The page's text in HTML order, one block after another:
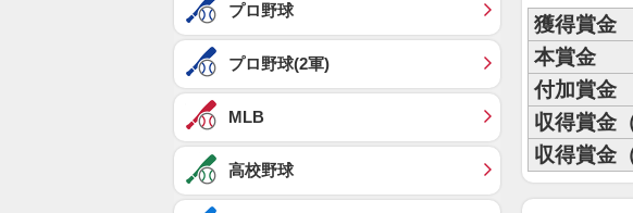
獲得賞金
本賞金
付加賞金
収得賞金
収得賞金
プロ野球
プロ野球(2軍)
MLB
高校野球